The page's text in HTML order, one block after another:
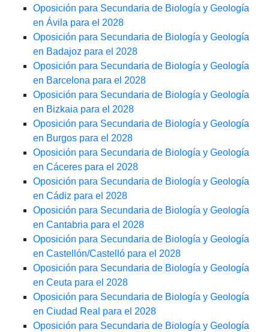
Oposición para Secundaria de Biología y Geología
en Ávila para el 2028
Oposición para Secundaria de Biología y Geología
en Badajoz para el 2028
Oposición para Secundaria de Biología y Geología
en Barcelona para el 2028
Oposición para Secundaria de Biología y Geología
en Bizkaia para el 2028
Oposición para Secundaria de Biología y Geología
en Burgos para el 2028
Oposición para Secundaria de Biología y Geología
en Cáceres para el 2028
Oposición para Secundaria de Biología y Geología
en Cádiz para el 2028
Oposición para Secundaria de Biología y Geología
en Cantabria para el 2028
Oposición para Secundaria de Biología y Geología
en Castellón/Castelló para el 2028
Oposición para Secundaria de Biología y Geología
en Ceuta para el 2028
Oposición para Secundaria de Biología y Geología
en Ciudad Real para el 2028
Oposición para Secundaria de Biología y Geología